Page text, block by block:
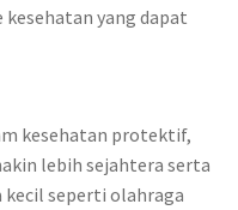
kesehatan yang dapat
kesehatan protektif,
lebih sejahtera serta
kecil seperti olahraga